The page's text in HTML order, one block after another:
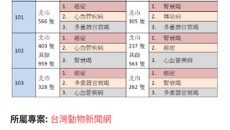
所屬專案: 台灣動物新聞網